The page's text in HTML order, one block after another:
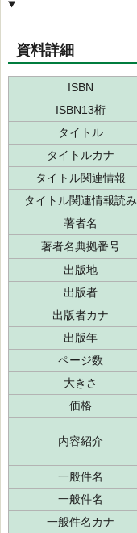
資料詳細
ISBN
ISBN13桁
タイトル
タイトルカナ
タイトル関連情報
タイトル関連情報読み
著者名
著者名典拠番号
出版地
出版者
出版者カナ
出版年
ページ数
大きさ
価格
内容紹介
一般件名
一般件名
一般件名カナ